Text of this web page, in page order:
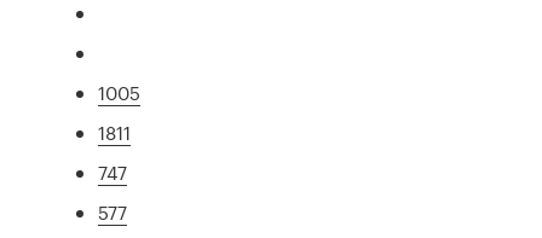
1005
1811
747
577